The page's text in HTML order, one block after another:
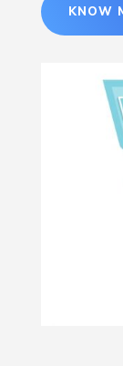
KNOW